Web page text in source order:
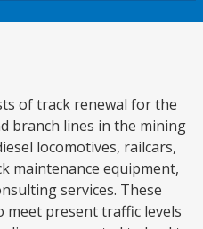
of track renewal for the
branch lines in the mining
locomotives, railcars,
maintenance equipment,
services. These
meet present traffic levels